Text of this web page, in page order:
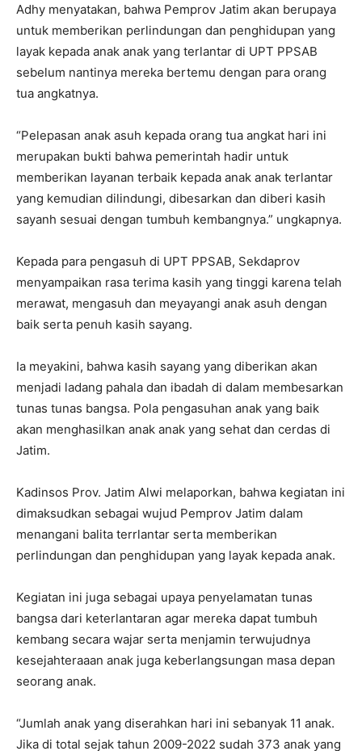
Adhy menyatakan, bahwa Pemprov Jatim akan berupaya
untuk memberikan perlindungan dan penghidupan yang
layak kepada anak anak yang terlantar di UPT PPSAB
sebelum nantinya mereka bertemu dengan para orang
tua angkatnya.
“Pelepasan anak asuh kepada orang tua angkat hari ini
merupakan bukti bahwa pemerintah hadir untuk
memberikan layanan terbaik kepada anak anak terlantar
yang kemudian dilindungi, dibesarkan dan diberi kasih
sayanh sesuai dengan tumbuh kembangnya.” ungkapnya.
Kepada para pengasuh di UPT PPSAB, Sekdaprov
menyampaikan rasa terima kasih yang tinggi karena telah
merawat, mengasuh dan meyayangi anak asuh dengan
baik serta penuh kasih sayang.
Ia meyakini, bahwa kasih sayang yang diberikan akan
menjadi ladang pahala dan ibadah di dalam membesarkan
tunas tunas bangsa. Pola pengasuhan anak yang baik
akan menghasilkan anak anak yang sehat dan cerdas di
Jatim.
Kadinsos Prov. Jatim Alwi melaporkan, bahwa kegiatan ini
dimaksudkan sebagai wujud Pemprov Jatim dalam
menangani balita terrlantar serta memberikan
perlindungan dan penghidupan yang layak kepada anak.
Kegiatan ini juga sebagai upaya penyelamatan tunas
bangsa dari keterlantaran agar mereka dapat tumbuh
kembang secara wajar serta menjamin terwujudnya
kesejahteraaan anak juga keberlangsungan masa depan
seorang anak.
“Jumlah anak yang diserahkan hari ini sebanyak 11 anak.
Jika di total sejak tahun 2009-2022 sudah 373 anak yang